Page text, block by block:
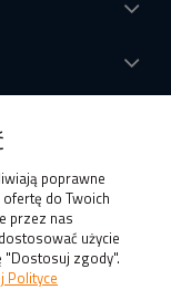
poprawne
do Twoich
przez nas
użycie
"Dostosuj zgody".
Polityce